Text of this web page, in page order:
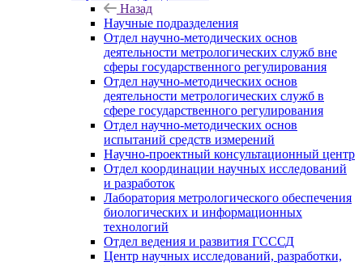
Назад
Научные подразделения
Отдел научно-методических основ
деятельности метрологических служб вне
сферы государственного регулирования
Отдел научно-методических основ
деятельности метрологических служб в
сфере государственного регулирования
Отдел научно-методических основ
испытаний средств измерений
Научно-проектный консультационный центр
Отдел координации научных исследований
и разработок
Лаборатория метрологического обеспечения
биологических и информационных
технологий
Отдел ведения и развития ГСССД
Центр научных исследований, разработки,